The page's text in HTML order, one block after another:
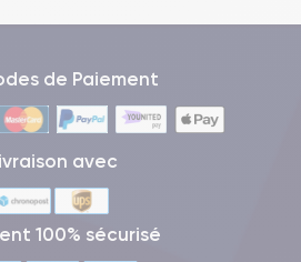
de Paiement
avec
100% sécurisé